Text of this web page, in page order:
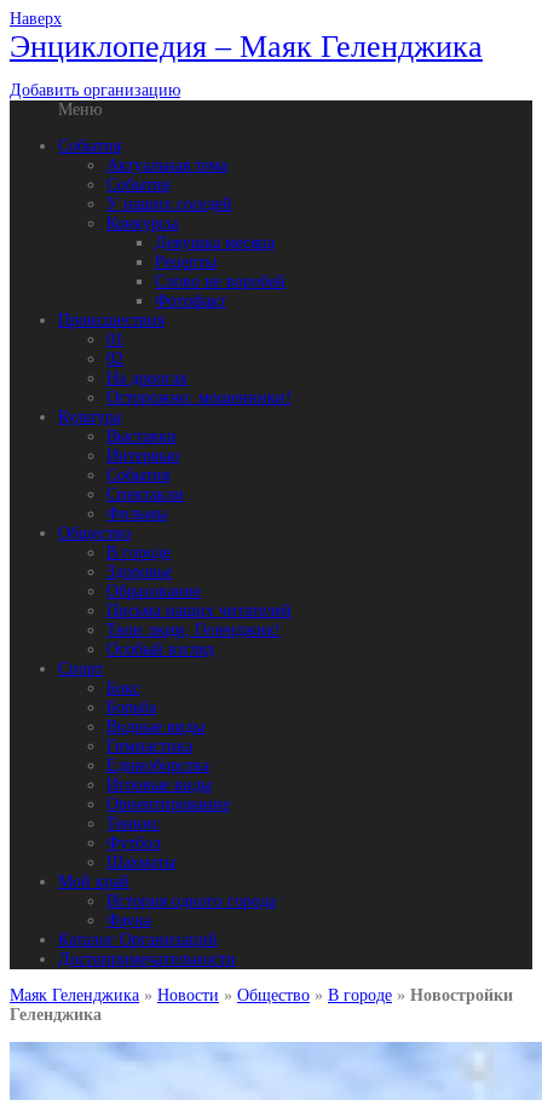
Наверх
Энциклопедия – Маяк Геленджика
Добавить организацию
Меню
События
Актуальная тема
События
У наших соседей
Конкурсы
Девушка месяца
Рецепты
Слово не воробей
Фотофакт
Происшествия
01
02
На дорогах
Осторожно: мошенники!
Культура
Выставки
Интервью
События
Спектакли
Фильмы
Общество
В городе
Здоровье
Образование
Письма наших читателей
Твои люди, Геленджик!
Особый взгляд
Спорт
Бокс
Борьба
Водные виды
Гимнастика
Единоборства
Игровые виды
Ориентирование
Теннис
Футбол
Шахматы
Мой край
История одного города
Фауна
Каталог Организаций
Достопримечательности
Маяк Геленджика » Новости » Общество » В городе » Новостройки
Геленджика